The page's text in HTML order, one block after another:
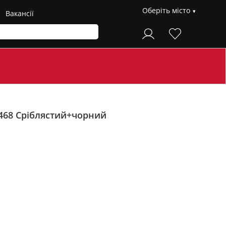
Вакансії Оберіть місто
Сріблястий+чорний